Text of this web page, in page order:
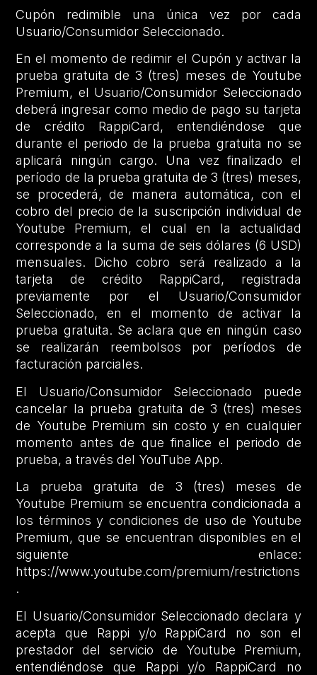
Cupón redimible una única vez por cada
Usuario/Consumidor Seleccionado.
En el momento de redimir el Cupón y activar la
prueba gratuita de 3 (tres) meses de Youtube
Premium, el Usuario/Consumidor Seleccionado
deberá ingresar como medio de pago su tarjeta
de crédito RappiCard, entendiéndose que
durante el periodo de la prueba gratuita no se
aplicará ningún cargo. Una vez finalizado el
período de la prueba gratuita de 3 (tres) meses,
se procederá, de manera automática, con el
cobro del precio de la suscripción individual de
Youtube Premium, el cual en la actualidad
corresponde a la suma de seis dólares (6 USD)
mensuales. Dicho cobro será realizado a la
tarjeta de crédito RappiCard, registrada
previamente por el Usuario/Consumidor
Seleccionado, en el momento de activar la
prueba gratuita. Se aclara que en ningún caso
se realizarán reembolsos por períodos de
facturación parciales.
El Usuario/Consumidor Seleccionado puede
cancelar la prueba gratuita de 3 (tres) meses
de Youtube Premium sin costo y en cualquier
momento antes de que finalice el periodo de
prueba, a través del YouTube App.
La prueba gratuita de 3 (tres) meses de
Youtube Premium se encuentra condicionada a
los términos y condiciones de uso de Youtube
Premium, que se encuentran disponibles en el
siguiente enlace:
https://www.youtube.com/premium/restrictions
.
El Usuario/Consumidor Seleccionado declara y
acepta que Rappi y/o RappiCard no son el
prestador del servicio de Youtube Premium,
entendiéndose que Rappi y/o RappiCard no